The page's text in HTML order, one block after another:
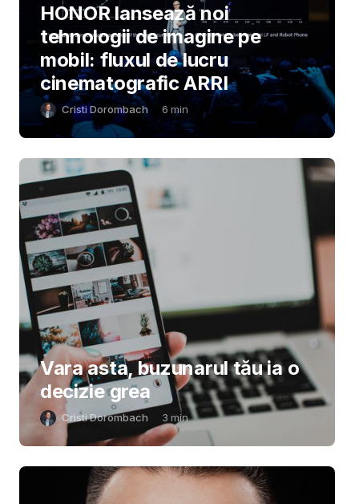
HONOR lansează noi
tehnologii de imagine pe
mobil: fluxul de lucru
cinematografic ARRI
Cristi Dorombach 6 min
Vara asta, buzunarul tău ia o
decizie grea
Cristi Dorombach 3 min